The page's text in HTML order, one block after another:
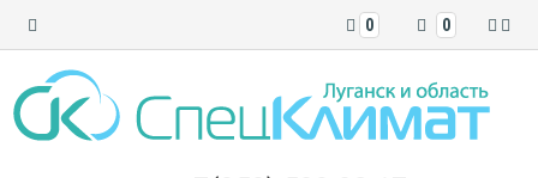
0
0